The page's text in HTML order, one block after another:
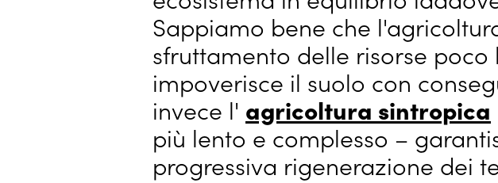
Sappiamo bene che
sfruttamento delle risorse
impoverisce il suolo con
invece l' agricoltura sintropica
più lento e complesso –
progressiva rigenerazione dei